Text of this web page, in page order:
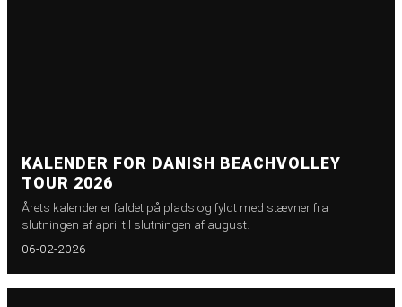
KALENDER FOR DANISH BEACHVOLLEY
TOUR 2026
Årets kalender er faldet på plads og fyldt med stævner fra
slutningen af april til slutningen af august.
06-02-2026